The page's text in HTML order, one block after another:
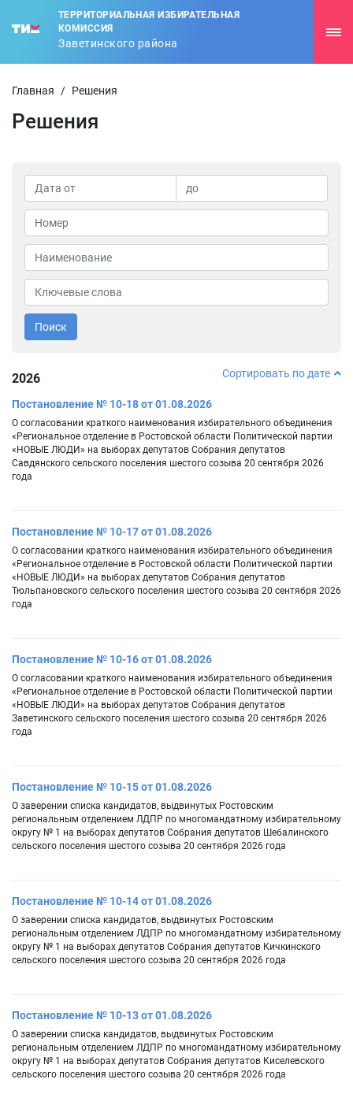
ТЕРРИТОРИАЛЬНАЯ ИЗБИРАТЕЛЬНАЯ
КОМИССИЯ
Заветинского района
Главная / Решения
Решения
Поиск
2026 Сортировать по дате
Постановление № 10-18 от 01.08.2026
О согласовании краткого наименования избирательного объединения
«Региональное отделение в Ростовской области Политической партии
«НОВЫЕ ЛЮДИ» на выборах депутатов Собрания депутатов
Савдянского сельского поселения шестого созыва 20 сентября 2026
года
Постановление № 10-17 от 01.08.2026
О согласовании краткого наименования избирательного объединения
«Региональное отделение в Ростовской области Политической партии
«НОВЫЕ ЛЮДИ» на выборах депутатов Собрания депутатов
Тюльпановского сельского поселения шестого созыва 20 сентября 2026
года
Постановление № 10-16 от 01.08.2026
О согласовании краткого наименования избирательного объединения
«Региональное отделение в Ростовской области Политической партии
«НОВЫЕ ЛЮДИ» на выборах депутатов Собрания депутатов
Заветинского сельского поселения шестого созыва 20 сентября 2026
года
Постановление № 10-15 от 01.08.2026
О заверении списка кандидатов, выдвинутых Ростовским
региональным отделением ЛДПР по многомандатному избирательному
округу № 1 на выборах депутатов Собрания депутатов Шебалинского
сельского поселения шестого созыва 20 сентября 2026 года
Постановление № 10-14 от 01.08.2026
О заверении списка кандидатов, выдвинутых Ростовским
региональным отделением ЛДПР по многомандатному избирательному
округу № 1 на выборах депутатов Собрания депутатов Кичкинского
сельского поселения шестого созыва 20 сентября 2026 года
Постановление № 10-13 от 01.08.2026
О заверении списка кандидатов, выдвинутых Ростовским
региональным отделением ЛДПР по многомандатному избирательному
округу № 1 на выборах депутатов Собрания депутатов Киселевского
сельского поселения шестого созыва 20 сентября 2026 года